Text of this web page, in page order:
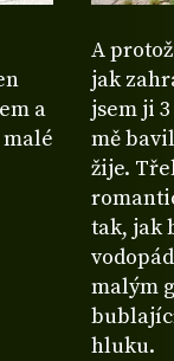
a
A
jak
jsem ji
mě
žije.
tak, jak
malým
hluku.